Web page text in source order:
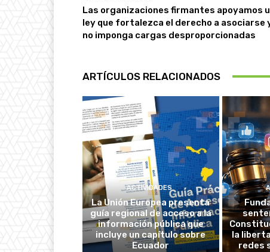
Las organizaciones firmantes apoyamos
ley que fortalezca el derecho a asociarse
no imponga cargas desproporcionadas
ARTÍCULOS RELACIONADOS
ACTIVIDADES
La Unión Europea presenta
guía regional de acceso a la
información pública que
incluye un capítulo sobre
Ecuador
la
redes